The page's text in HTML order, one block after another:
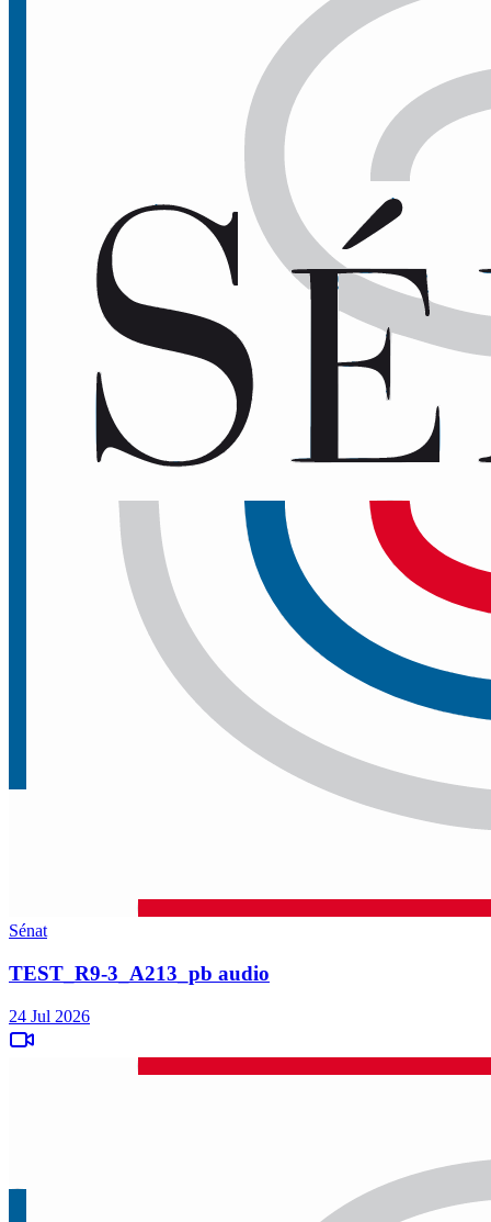
Sénat
TEST_R9-3_A213_pb audio
24 Jul 2026